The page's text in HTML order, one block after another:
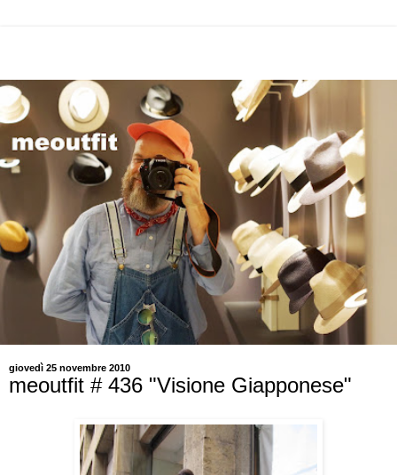
giovedì 25 novembre 2010
meoutfit # 436 "Visione Giapponese"